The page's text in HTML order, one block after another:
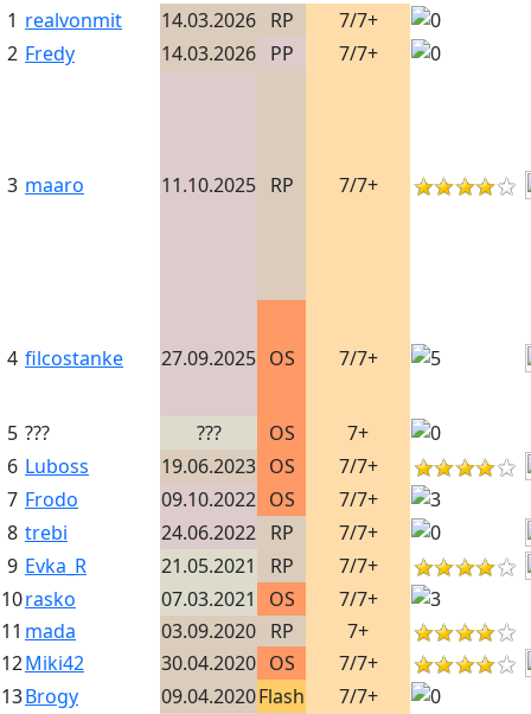
1 realvonmit 14.03.2026 RP
7/7+
2 Fredy 14.03.2026 PP 7/7+
3 maaro 11.10.2025 RP 7/7+
4 filcostanke 27.09.2025 OS 7/7+
5 ??? ??? OS
7+
6 Luboss 19.06.2023 OS
7/7+
7 Frodo 09.10.2022 OS
7/7+
8 trebi 24.06.2022 RP
7/7+
9 Evka_R 21.05.2021 RP
7/7+
10rasko 07.03.2021 OS
7/7+
11 mada 03.09.2020 RP
7+
12Miki42 30.04.2020 OS
7/7+
13Brogy 09.04.2020Flash
7/7+